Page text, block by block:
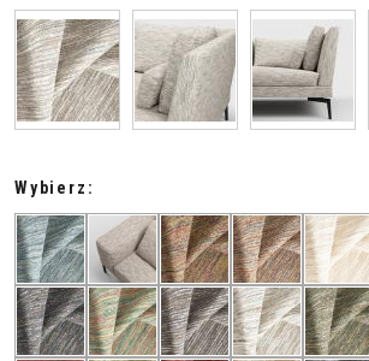
Wybierz: